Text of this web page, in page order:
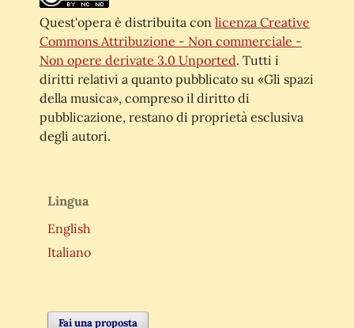
Quest'opera è distribuita con licenza Creative
Commons Attribuzione - Non commerciale -
Non opere derivate 3.0 Unported. Tutti i
diritti relativi a quanto pubblicato su «Gli spazi
della musica», compreso il diritto di
pubblicazione, restano di proprietà esclusiva
degli autori.
Lingua
English
Italiano
Fai una proposta